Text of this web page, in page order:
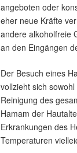
angeboten oder
eher neue Kräfte
andere alkoholfreie
an den Eingängen
Der Besuch eines
vollzieht sich
Reinigung des
Hamam der
Erkrankungen des
Temperaturen